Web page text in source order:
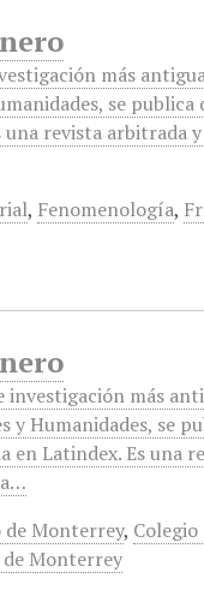
más
se
una revista arbitrada
, Fenomenología,
investigación más
y Humanidades, se
en Latindex. Es una
Monterrey,
de Monterrey